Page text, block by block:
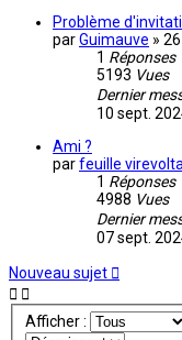
Problème
parGuimauve »
1 Réponses
5193 Vues
Dernier
10 sept.
Ami ?
parfeuille
1 Réponses
4988 Vues
Dernier
07 sept.
Nouveau sujet
Afficher :